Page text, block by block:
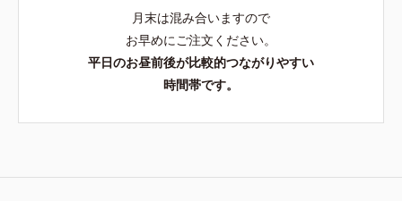
月末は混み合いますので
お早めにご注文ください。
平日のお昼前後が比較的つながりやすい
時間帯です。